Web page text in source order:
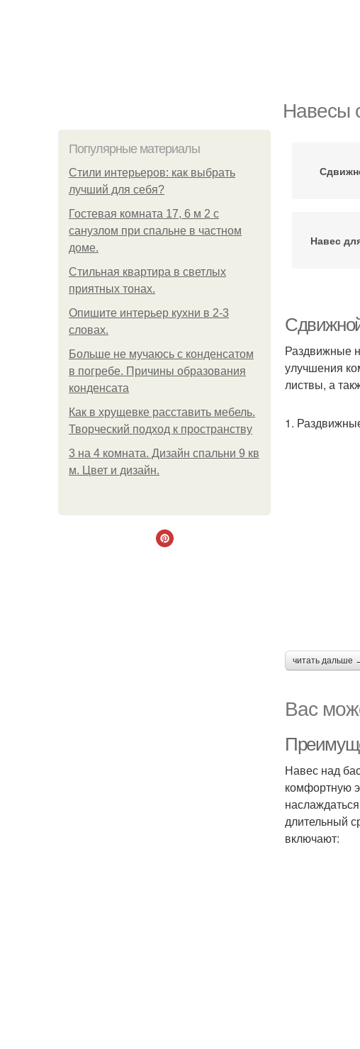
Навесы
Популярные материалы
Стили интерьеров: как выбрать
лучший для себя?
Гостевая комната 17, 6 м 2 с
санузлом при спальне в частном
доме.
Стильная квартира в светлых
приятных тонах.
Опишите интерьер кухни в 2-3
словах.
Больше не мучаюсь с конденсатом
в погребе. Причины образования
конденсата
Как в хрущевке расставить мебель.
Творческий подход к пространству
3 на 4 комната. Дизайн спальни 9 кв
м. Цвет и дизайн.
Навес
Раздвижные
улучшения
листвы, а
1.
читать дальше
Вас
Навес над
комфортную
длительный
включают: